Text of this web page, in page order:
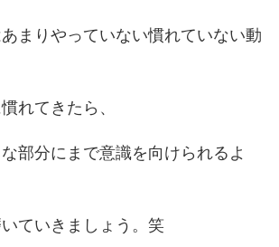
まりやっていない慣れていない動
れてきたら、
部分にまで意識を向けられるよ
ていきましょう。笑